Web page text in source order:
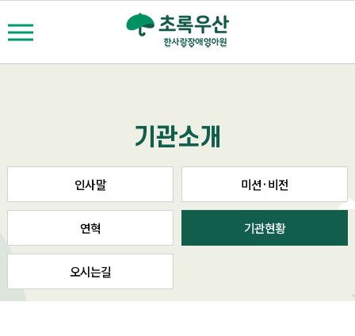
기관소개
인사말 미션·비전
연혁 기관현황
오시는길